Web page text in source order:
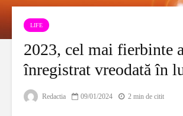
LIFE
2023, cel mai fierbinte
înregistrat vreodată în
Redactia 09/01/2024 2 min de citit